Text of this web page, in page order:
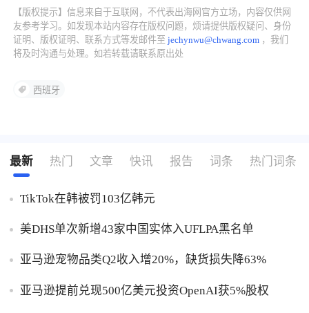
【版权提示】信息来自于互联网，不代表出海网官方立场，内容仅供网
友参考学习。如发现本站内容存在版权问题，烦请提供版权疑问、身份
证明、版权证明、联系方式等发邮件至jechynwu@chwang.com ，我们
将及时沟通与处理。如若转载请联系原出处
西班牙
最新 热门 文章 快讯 报告 词条 热门词条
TikTok在韩被罚103亿韩元
美DHS单次新增43家中国实体入UFLPA黑名单
亚马逊宠物品类Q2收入增20%，缺货损失降63%
亚马逊提前兑现500亿美元投资OpenAI获5%股权